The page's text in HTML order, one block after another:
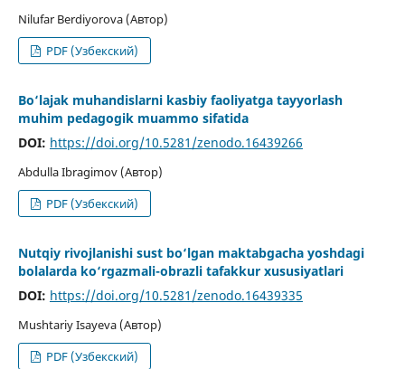
Nilufar Berdiyorova (Автор)
PDF (Узбекский)
Bo‘lajak muhandislarni kasbiy faoliyatga tayyorlash
muhim pedagogik muammo sifatida
DOI: https://doi.org/10.5281/zenodo.16439266
Abdulla Ibragimov (Автор)
PDF (Узбекский)
Nutqiy rivojlanishi sust bo‘lgan maktabgacha yoshdagi
bolalarda ko‘rgazmali-obrazli tafakkur xususiyatlari
DOI: https://doi.org/10.5281/zenodo.16439335
Mushtariy Isayeva (Автор)
PDF (Узбекский)